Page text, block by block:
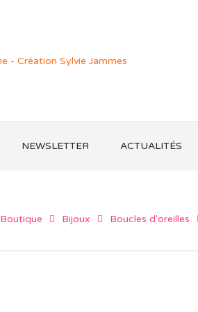
NEWSLETTER ACTUALITÉS
Boutique Bijoux Boucles d'oreilles